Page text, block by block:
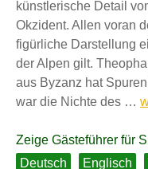
künstlerische Detail
Okzident. Allen voran
figürliche Darstellung
der Alpen gilt.
aus Byzanz hat
war die Nichte des …
Zeige Gästeführer für
Deutsch
Englisch